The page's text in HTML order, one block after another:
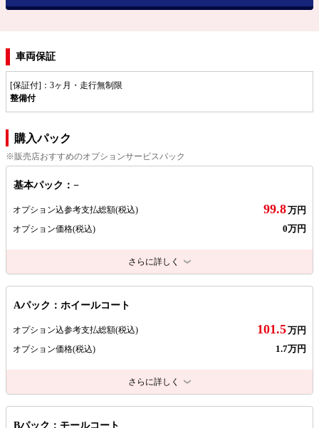
車両保証
[保証付]：3ヶ月・走行無制限
整備付
購入パック
※販売店おすすめのオプションサービスパック
基本パック：−
オプション込参考支払総額(税込) 99.8万円
オプション価格(税込) 0万円
さらに詳しく
Aパック：ホイールコート
オプション込参考支払総額(税込) 101.5万円
オプション価格(税込) 1.7万円
さらに詳しく
Bパック：モールコート